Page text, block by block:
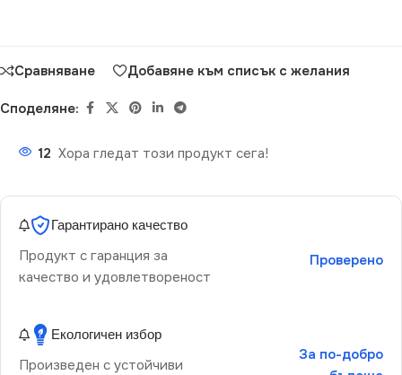
Сравняване Добавяне към списък с желания
Споделяне:
12 Хора гледат този продукт сега!
Гарантирано качество
Продукт с гаранция за
качество и удовлетвореност
Проверено
Екологичен избор
Произведен с устойчиви
За по-добро